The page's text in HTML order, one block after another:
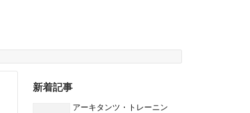
新着記事
アーキタンツ・トレーニン